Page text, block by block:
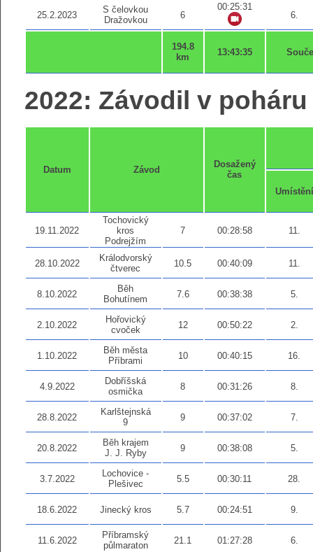
25.2.2023
S čelovkou
Dražovkou
6
00:25:31
6.
194.8
km
13:43:35
2022: Závodil v
Datum Závod
Dosažený
čas
Umístění
19.11.2022
Tochovický
kros
Podrejžím
7 00:28:58 11.
28.10.2022
Králodvorský
čtverec
10.5 00:40:09 11.
8.10.2022
Běh
Bohutínem
7.6 00:38:38 5.
2.10.2022
Hořovický
cvoček
12 00:50:22 2.
1.10.2022
Běh města
Příbrami
10 00:40:15 16.
4.9.2022
Dobříšská
osmička
8 00:31:26 8.
28.8.2022
Karlštejnská
9
9 00:37:02 7.
20.8.2022
Běh krajem
J. J. Ryby
9 00:38:08 5.
3.7.2022
Lochovice -
Plešivec
5.5 00:30:11 28.
18.6.2022 Jinecký kros 5.7 00:24:51 9.
11.6.2022
Příbramský
půlmaraton
21.1 01:27:28 6.